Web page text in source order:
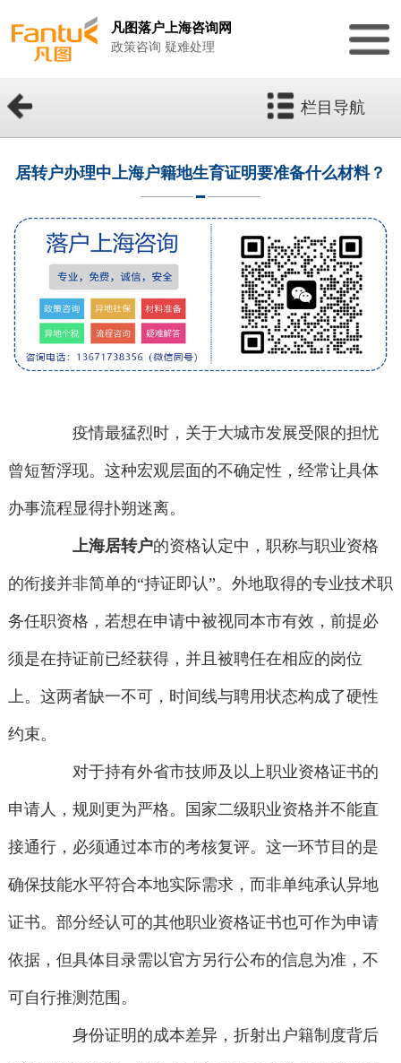
凡图落户上海咨询网
政策咨询 疑难处理
栏目导航
居转户办理中上海户籍地生育证明要准备什么材料？
疫情最猛烈时，关于大城市发展受限的担忧
曾短暂浮现。这种宏观层面的不确定性，经常让具体
办事流程显得扑朔迷离。
上海居转户的资格认定中，职称与职业资格
的衔接并非简单的“持证即认”。外地取得的专业技术职
务任职资格，若想在申请中被视同本市有效，前提必
须是在持证前已经获得，并且被聘任在相应的岗位
上。这两者缺一不可，时间线与聘用状态构成了硬性
约束。
对于持有外省市技师及以上职业资格证书的
申请人，规则更为严格。国家二级职业资格并不能直
接通行，必须通过本市的考核复评。这一环节目的是
确保技能水平符合本地实际需求，而非单纯承认异地
证书。部分经认可的其他职业资格证书也可作为申请
依据，但具体目录需以官方另行公布的信息为准，不
可自行推测范围。
身份证明的成本差异，折射出户籍制度背后